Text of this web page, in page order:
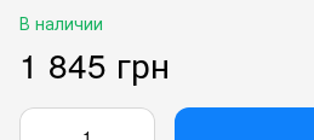
В наличии
1 845 грн